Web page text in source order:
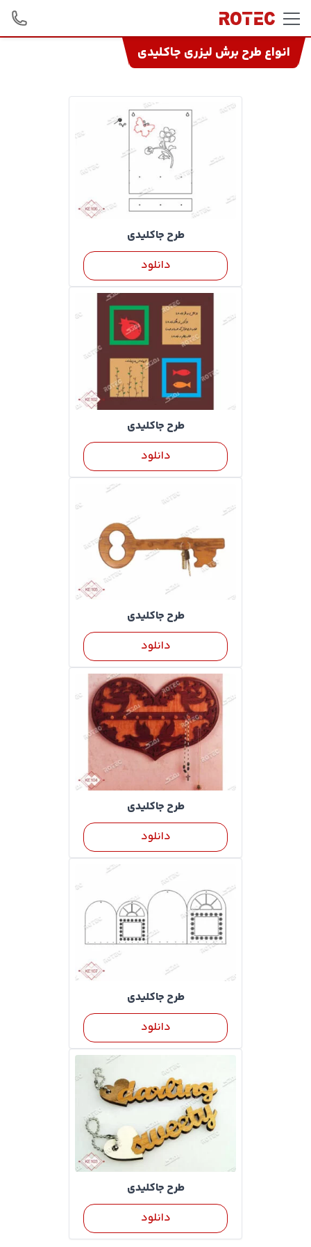
Skip to content
انواع طرح برش لیزری جاکلیدی
طرح جاکلیدی
دانلود
طرح جاکلیدی
دانلود
طرح جاکلیدی
دانلود
طرح جاکلیدی
دانلود
طرح جاکلیدی
دانلود
طرح جاکلیدی
دانلود